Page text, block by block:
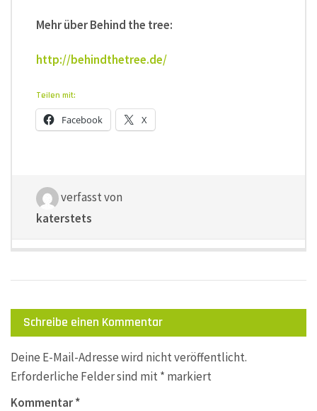
Mehr über Behind the tree:
http://behindthetree.de/
Teilen mit:
Facebook X
verfasst von
katerstets
Schreibe einen Kommentar
Deine E-Mail-Adresse wird nicht veröffentlicht.
Erforderliche Felder sind mit* markiert
Kommentar*